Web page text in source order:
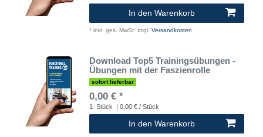
In den Warenkorb
* inkl. ges. MwSt. zzgl. Versandkosten
Download Top5 Trainingsübungen -
Übungen mit der Faszienrolle
sofort lieferbar
0,00 € *
1 Stück | 0,00 € / Stück
In den Warenkorb